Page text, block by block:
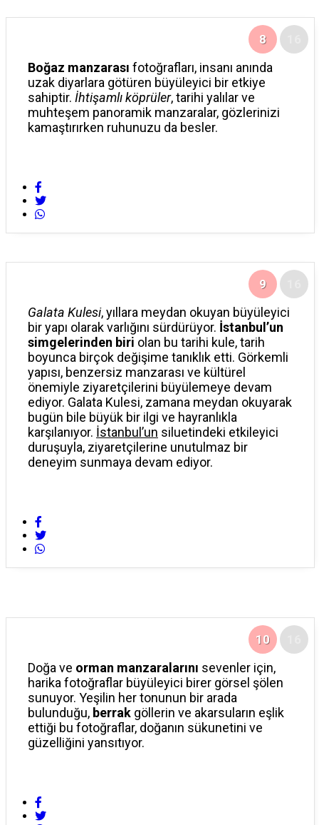
8
Boğaz manzarası fotoğrafları, insanı anında
uzak diyarlara götüren büyüleyici bir etkiye
sahiptir. İhtişamlı köprüler, tarihi yalılar ve
muhteşem panoramik manzaralar, gözlerinizi
kamaştırırken ruhunuzu da besler.
9
Galata Kulesi, yıllara meydan okuyan büyüleyici
bir yapı olarak varlığını sürdürüyor. İstanbul’un
simgelerinden biri olan bu tarihi kule, tarih
boyunca birçok değişime tanıklık etti. Görkemli
yapısı, benzersiz manzarası ve kültürel
önemiyle ziyaretçilerini büyülemeye devam
ediyor. Galata Kulesi, zamana meydan okuyarak
bugün bile büyük bir ilgi ve hayranlıkla
karşılanıyor. İstanbul’un siluetindeki etkileyici
duruşuyla, ziyaretçilerine unutulmaz bir
deneyim sunmaya devam ediyor.
10
Doğa ve orman manzaralarını sevenler için,
harika fotoğraflar büyüleyici birer görsel şölen
sunuyor. Yeşilin her tonunun bir arada
bulunduğu, berrak göllerin ve akarsuların eşlik
ettiği bu fotoğraflar, doğanın sükunetini ve
güzelliğini yansıtıyor.